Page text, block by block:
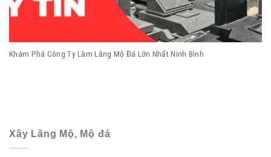
Khám Phá Công Ty Làm Lăng Mộ Đá Lớn Nhất Ninh Bình
Xây Lăng Mộ, Mộ đá